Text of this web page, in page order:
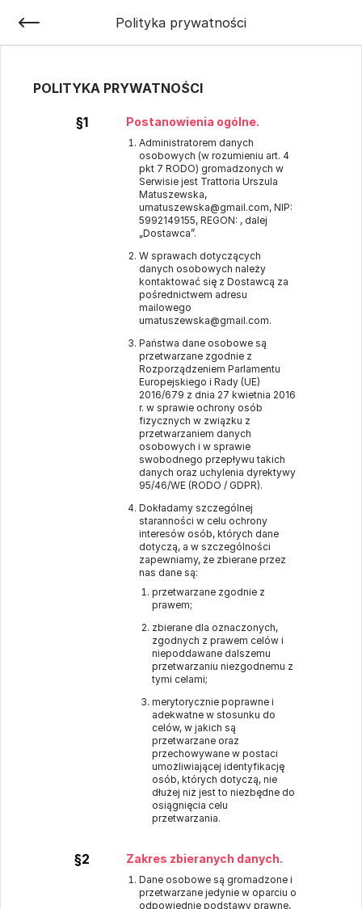
Polityka prywatności
POLITYKA PRYWATNOŚCI
§1 Postanowienia ogólne.
Administratorem danych
osobowych (w rozumieniu art. 4
pkt 7 RODO) gromadzonych w
Serwisie jest Trattoria Urszula
Matuszewska,
umatuszewska@gmail.com, NIP:
5992149155, REGON: , dalej
„Dostawca”.
W sprawach dotyczących
danych osobowych należy
kontaktować się z Dostawcą za
pośrednictwem adresu
mailowego
umatuszewska@gmail.com.
Państwa dane osobowe są
przetwarzane zgodnie z
Rozporządzeniem Parlamentu
Europejskiego i Rady (UE)
2016/679 z dnia 27 kwietnia 2016
r. w sprawie ochrony osób
fizycznych w związku z
przetwarzaniem danych
osobowych i w sprawie
swobodnego przepływu takich
danych oraz uchylenia dyrektywy
95/46/WE (RODO / GDPR).
Dokładamy szczególnej
staranności w celu ochrony
interesów osób, których dane
dotyczą, a w szczególności
zapewniamy, że zbierane przez
nas dane są:
przetwarzane zgodnie z
prawem;
zbierane dla oznaczonych,
zgodnych z prawem celów i
niepoddawane dalszemu
przetwarzaniu niezgodnemu z
tymi celami;
merytorycznie poprawne i
adekwatne w stosunku do
celów, w jakich są
przetwarzane oraz
przechowywane w postaci
umożliwiającej identyfikację
osób, których dotyczą, nie
dłużej niż jest to niezbędne do
osiągnięcia celu
przetwarzania.
§2 Zakres zbieranych danych.
Dane osobowe są gromadzone i
przetwarzane jedynie w oparciu o
odpowiednie podstawy prawne,